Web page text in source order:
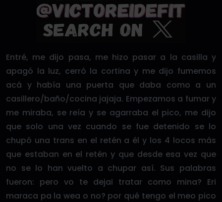
Entré, me dijo pasa, me hizo pasar a la casilla y
apagó la luz, cerró la cortina y me dijo fumemos
acá y había una puerta que daba como a un
casillero/baño/cocina jajaja. Empezamos a fumar y
me miraba, se reía y se agarraba el pico, me dijo
que solo una vez cuando se fue detenido se lo
chupó una trans en el retén a él y los 4 locos más
que estaban en el retén y que desde esa vez que
no se lo han vuelto a chupar así. Sus palabras
fueron: pero vo te dejai tratar como mina? Eri
maraca pa la wea o no? por qué tengo el meo pico